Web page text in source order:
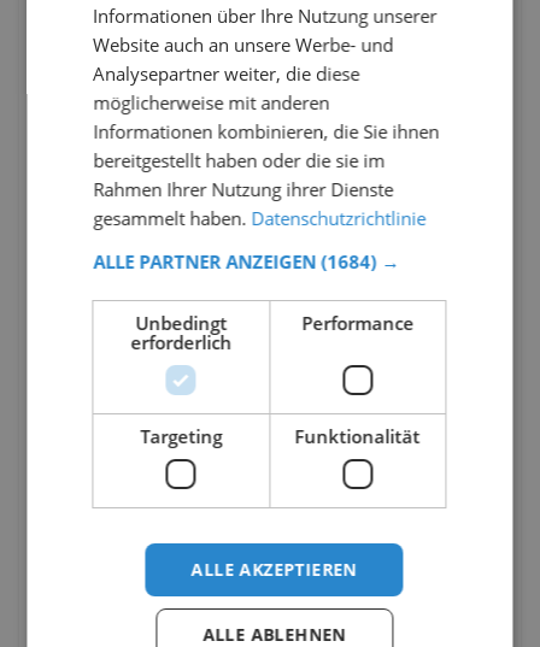
Informationen über Ihre Nutzung unserer
Website auch an unsere Werbe- und
Analysepartner weiter, die diese
möglicherweise mit anderen
Informationen kombinieren, die Sie ihnen
bereitgestellt haben oder die sie im
Rahmen Ihrer Nutzung ihrer Dienste
gesammelt haben. Datenschutzrichtlinie
ALLE PARTNER ANZEIGEN (1684) →
Unbedingt
erforderlich
Performance
Targeting Funktionalität
ALLE AKZEPTIEREN
ALLE ABLEHNEN